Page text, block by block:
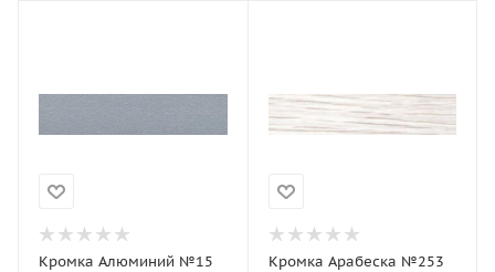
Кромка Алюминий №15
Кромка Арабеска №253